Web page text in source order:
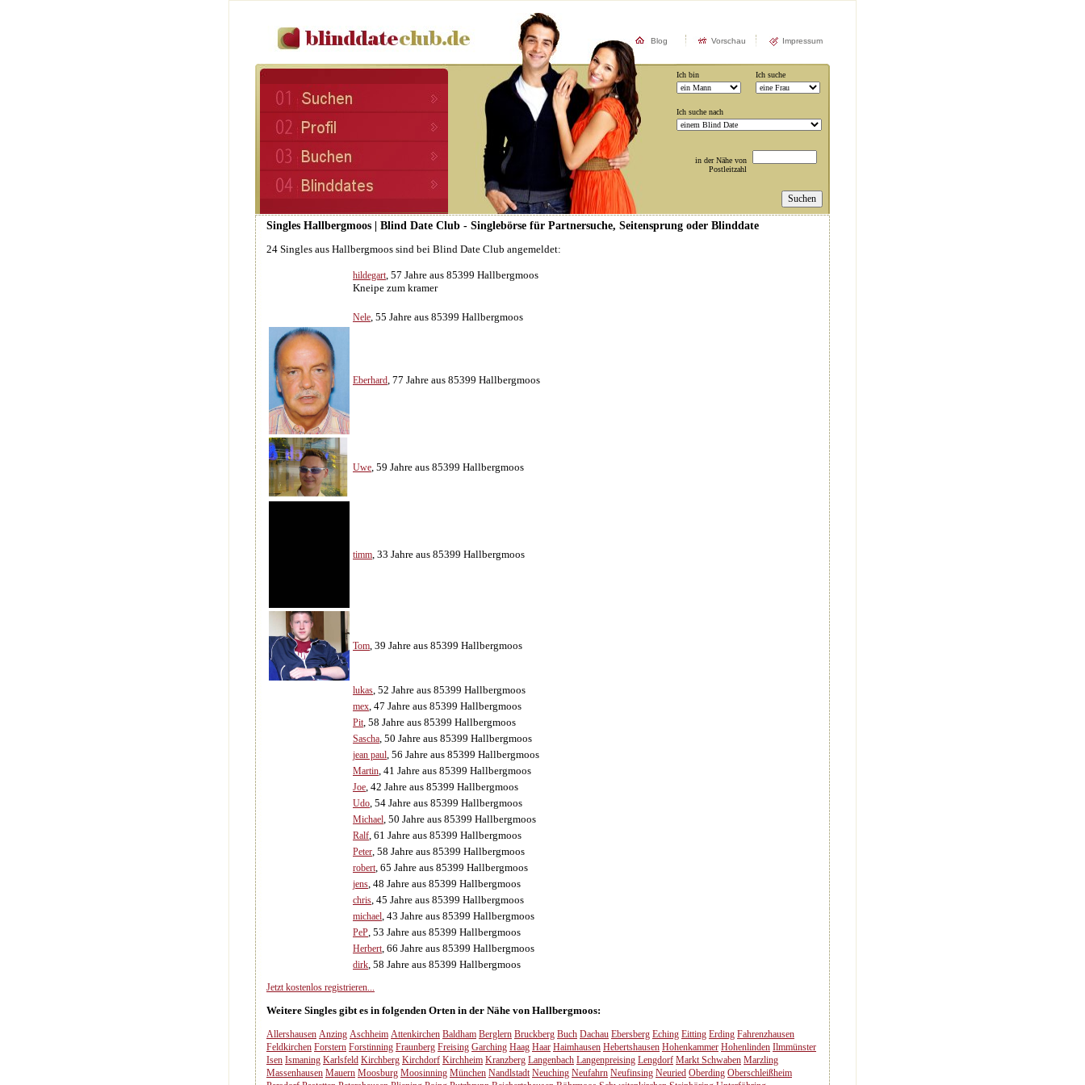
Blog Vorschau Impressum
Ich bin Ich suche
Ich suche nach
in der Nähe von
Postleitzahl
Singles Hallbergmoos | Blind Date Club - Singlebörse für Partnersuche, Seitensprung oder Blinddate
24 Singles aus Hallbergmoos sind bei Blind Date Club angemeldet:
hildegart, 57 Jahre aus 85399 Hallbergmoos
Kneipe zum kramer
Nele, 55 Jahre aus 85399 Hallbergmoos
Eberhard, 77 Jahre aus 85399 Hallbergmoos
Uwe, 59 Jahre aus 85399 Hallbergmoos
timm, 33 Jahre aus 85399 Hallbergmoos
Tom, 39 Jahre aus 85399 Hallbergmoos
lukas, 52 Jahre aus 85399 Hallbergmoos
mex, 47 Jahre aus 85399 Hallbergmoos
Pit, 58 Jahre aus 85399 Hallbergmoos
Sascha, 50 Jahre aus 85399 Hallbergmoos
jean paul, 56 Jahre aus 85399 Hallbergmoos
Martin, 41 Jahre aus 85399 Hallbergmoos
Joe, 42 Jahre aus 85399 Hallbergmoos
Udo, 54 Jahre aus 85399 Hallbergmoos
Michael, 50 Jahre aus 85399 Hallbergmoos
Ralf, 61 Jahre aus 85399 Hallbergmoos
Peter, 58 Jahre aus 85399 Hallbergmoos
robert, 65 Jahre aus 85399 Hallbergmoos
jens, 48 Jahre aus 85399 Hallbergmoos
chris, 45 Jahre aus 85399 Hallbergmoos
michael, 43 Jahre aus 85399 Hallbergmoos
PeP, 53 Jahre aus 85399 Hallbergmoos
Herbert, 66 Jahre aus 85399 Hallbergmoos
dirk, 58 Jahre aus 85399 Hallbergmoos
Jetzt kostenlos registrieren...
Weitere Singles gibt es in folgenden Orten in der Nähe von Hallbergmoos:
Allershausen Anzing Aschheim Attenkirchen Baldham Berglern Bruckberg Buch Dachau Ebersberg Eching Eitting Erding Fahrenzhausen
Feldkirchen Forstern Forstinning Fraunberg Freising Garching Haag Haar Haimhausen Hebertshausen Hohenkammer Hohenlinden Ilmmünster
Isen Ismaning Karlsfeld Kirchberg Kirchdorf Kirchheim Kranzberg Langenbach Langenpreising Lengdorf Markt Schwaben Marzling
Massenhausen Mauern Moosburg Moosinning München Nandlstadt Neuching Neufahrn Neufinsing Neuried Oberding Oberschleißheim